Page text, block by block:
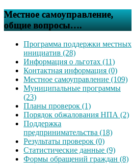
Местное самоуправление,
общие вопросы….
Программа поддержки местных
инициатив (28)
Информация о льготах (11)
Контактная информация (0)
Местное самоуправление (109)
Муниципальные программы
(23)
Планы проверок (1)
Порядок обжалования НПА (2)
Поддержка
предпринимательства (18)
Результаты проверок (0)
Статистические данные (9)
Формы обращений граждан (8)